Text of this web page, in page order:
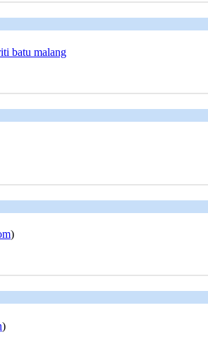
batu malang
)
)